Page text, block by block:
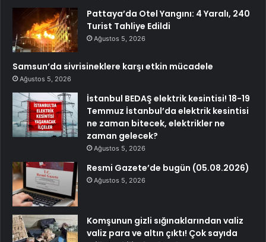
Pattaya’da Otel Yangını: 4 Yaralı, 240
Turist Tahliye Edildi
Ağustos 5, 2026
Samsun’da sivrisineklere karşı etkin mücadele
Ağustos 5, 2026
İstanbul BEDAŞ elektrik kesintisi! 18-19
Temmuz İstanbul’da elektrik kesintisi
ne zaman bitecek, elektrikler ne
zaman gelecek?
Ağustos 5, 2026
Resmi Gazete’de bugün (05.08.2026)
Ağustos 5, 2026
Komşunun gizli sığınaklarından valiz
valiz para ve altın çıktı! Çok sayıda